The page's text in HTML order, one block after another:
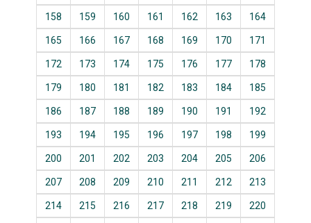
158 159 160 161 162 163 164
165 166 167 168 169 170 171
172 173 174 175 176 177 178
179 180 181 182 183 184 185
186 187 188 189 190 191 192
193 194 195 196 197 198 199
200 201 202 203 204 205 206
207 208 209 210 211 212 213
214 215 216 217 218 219 220